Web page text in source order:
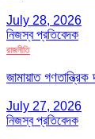
July 28, 2026
নিজস্ব প্রতিবেদক
রাজনীতি
জামায়াত
July 27, 2026
নিজস্ব প্রতিবেদক